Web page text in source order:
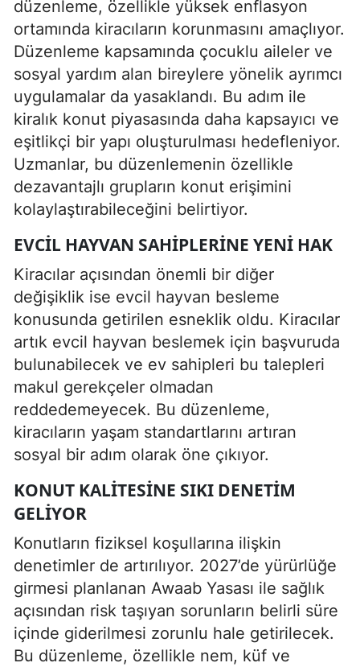
düzenleme, özellikle yüksek enflasyon
ortamında kiracıların korunmasını amaçlıyor.
Düzenleme kapsamında çocuklu aileler ve
sosyal yardım alan bireylere yönelik ayrımcı
uygulamalar da yasaklandı. Bu adım ile
kiralık konut piyasasında daha kapsayıcı ve
eşitlikçi bir yapı oluşturulması hedefleniyor.
Uzmanlar, bu düzenlemenin özellikle
dezavantajlı grupların konut erişimini
kolaylaştırabileceğini belirtiyor.
EVCIL HAYVAN SAHIPLERINE YENI HAK
Kiracılar açısından önemli bir diğer
değişiklik ise evcil hayvan besleme
konusunda getirilen esneklik oldu. Kiracılar
artık evcil hayvan beslemek için başvuruda
bulunabilecek ve ev sahipleri bu talepleri
makul gerekçeler olmadan
reddedemeyecek. Bu düzenleme,
kiracıların yaşam standartlarını artıran
sosyal bir adım olarak öne çıkıyor.
KONUT KALITESINE SIKI DENETIM
GELIYOR
Konutların fiziksel koşullarına ilişkin
denetimler de artırılıyor. 2027’de yürürlüğe
girmesi planlanan Awaab Yasası ile sağlık
açısından risk taşıyan sorunların belirli süre
içinde giderilmesi zorunlu hale getirilecek.
Bu düzenleme, özellikle nem, küf ve